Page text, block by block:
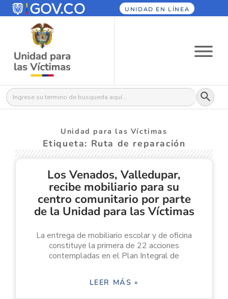
UNIDAD EN LÍNEA
Buscar: Botón
Unidad para las Víctimas
Etiqueta: Ruta de reparación
Los Venados, Valledupar,
recibe mobiliario para su
centro comunitario por parte
de la Unidad para las Víctimas
La entrega de mobiliario escolar y de oficina
constituye la primera de 22 acciones
contempladas en el Plan Integral de
LEER MÁS »